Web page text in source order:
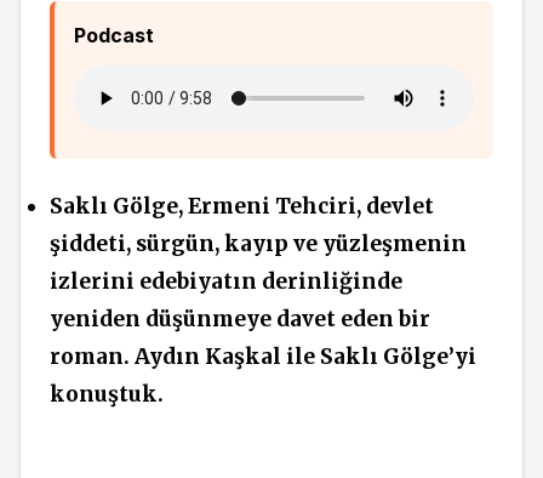
Podcast
Saklı Gölge, Ermeni Tehciri, devlet
şiddeti, sürgün, kayıp ve yüzleşmenin
izlerini edebiyatın derinliğinde
yeniden düşünmeye davet eden bir
roman. Aydın Kaşkal ile Saklı Gölge’yi
konuştuk.